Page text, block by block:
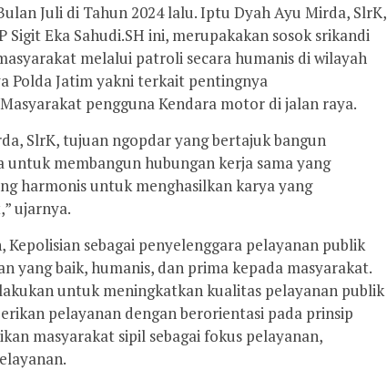
Juli di Tahun 2024 lalu. Iptu Dyah Ayu Mirda, SlrK,
Sigit Eka Sahudi.SH ini, merupakakan sosok srikandi
melalui patroli secara humanis di wilayah
Polda Jatim yakni terkait pentingnya
pengguna Kendara motor di jalan raya.
SlrK, tujuan ngopdar yang bertajuk bangun
untuk membangun hubungan kerja sama yang
harmonis untuk menghasilkan karya yang
ujarnya.
sebagai penyelenggara pelayanan publik
yang baik, humanis, dan prima kepada masyarakat.
untuk meningkatkan kualitas pelayanan publik
pelayanan dengan berorientasi pada prinsip
masyarakat sipil sebagai fokus pelayanan,